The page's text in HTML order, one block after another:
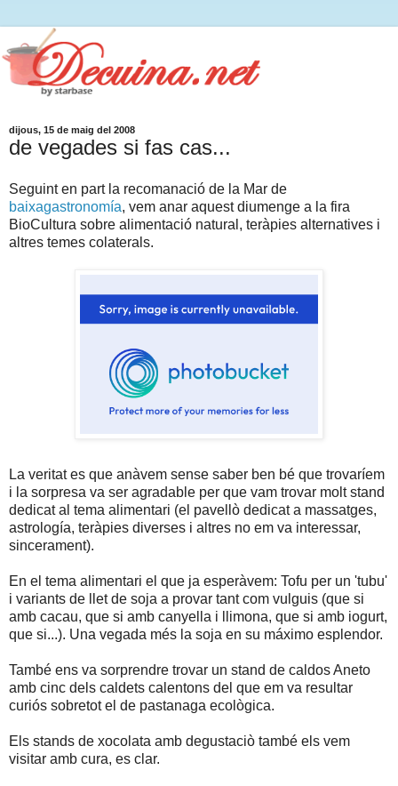
dijous, 15 de maig del 2008
de vegades si fas cas...
Seguint en part la recomanació de la Mar de
baixagastronomía, vem anar aquest diumenge a la fira
BioCultura sobre alimentació natural, teràpies alternatives i
altres temes colaterals.
La veritat es que anàvem sense saber ben bé que trovaríem
i la sorpresa va ser agradable per que vam trovar molt stand
dedicat al tema alimentari (el pavellò dedicat a massatges,
astrología, teràpies diverses i altres no em va interessar,
sincerament).
En el tema alimentari el que ja esperàvem: Tofu per un 'tubu'
i variants de llet de soja a provar tant com vulguis (que si
amb cacau, que si amb canyella i llimona, que si amb iogurt,
que si...). Una vegada més la soja en su máximo esplendor.
També ens va sorprendre trovar un stand de caldos Aneto
amb cinc dels caldets calentons del que em va resultar
curiós sobretot el de pastanaga ecològica.
Els stands de xocolata amb degustaciò també els vem
visitar amb cura, es clar.